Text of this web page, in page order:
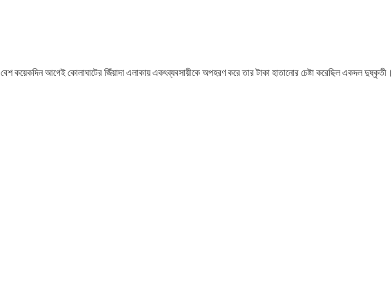
বেশ কয়েকদিন আগেই কোলাঘাটের জিঁয়াদা এলাকায় একৎব্যবসায়ীকে অপহরণ করে তার টাকা হাতানোর চেষ্টা করেছিল একদল দুষ্কৃতী।